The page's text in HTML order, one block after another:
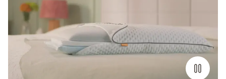
espumas
almohada
visco
premium
ajustando